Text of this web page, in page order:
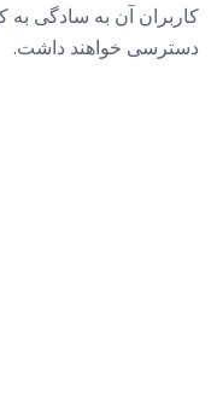
کاربران آن به سادگی به
دسترسی خواهند داشت.